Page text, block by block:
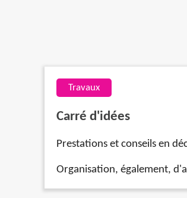
Travaux
Carré d'idées
Prestations et conseils en
Organisation, également,